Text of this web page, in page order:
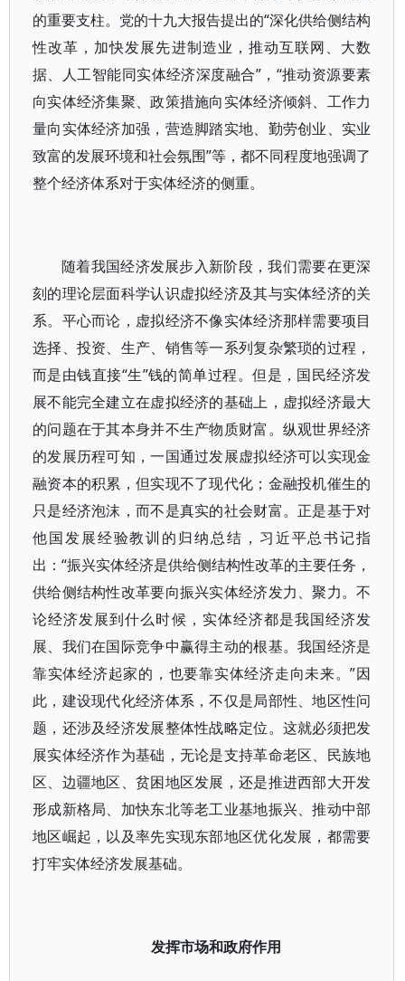
的重要支柱。党的十九大报告提出的“深化供给侧结构
性改革，加快发展先进制造业，推动互联网、大数
据、人工智能同实体经济深度融合”，“推动资源要素
向实体经济集聚、政策措施向实体经济倾斜、工作力
量向实体经济加强，营造脚踏实地、勤劳创业、实业
致富的发展环境和社会氛围”等，都不同程度地强调了
整个经济体系对于实体经济的侧重。
随着我国经济发展步入新阶段，我们需要在更深
刻的理论层面科学认识虚拟经济及其与实体经济的关
系。平心而论，虚拟经济不像实体经济那样需要项目
选择、投资、生产、销售等一系列复杂繁琐的过程，
而是由钱直接“生”钱的简单过程。但是，国民经济发
展不能完全建立在虚拟经济的基础上，虚拟经济最大
的问题在于其本身并不生产物质财富。纵观世界经济
的发展历程可知，一国通过发展虚拟经济可以实现金
融资本的积累，但实现不了现代化；金融投机催生的
只是经济泡沫，而不是真实的社会财富。正是基于对
他国发展经验教训的归纳总结，习近平总书记指
出：“振兴实体经济是供给侧结构性改革的主要任务，
供给侧结构性改革要向振兴实体经济发力、聚力。不
论经济发展到什么时候，实体经济都是我国经济发
展、我们在国际竞争中赢得主动的根基。我国经济是
靠实体经济起家的，也要靠实体经济走向未来。”因
此，建设现代化经济体系，不仅是局部性、地区性问
题，还涉及经济发展整体性战略定位。这就必须把发
展实体经济作为基础，无论是支持革命老区、民族地
区、边疆地区、贫困地区发展，还是推进西部大开发
形成新格局、加快东北等老工业基地振兴、推动中部
地区崛起，以及率先实现东部地区优化发展，都需要
打牢实体经济发展基础。
发挥市场和政府作用